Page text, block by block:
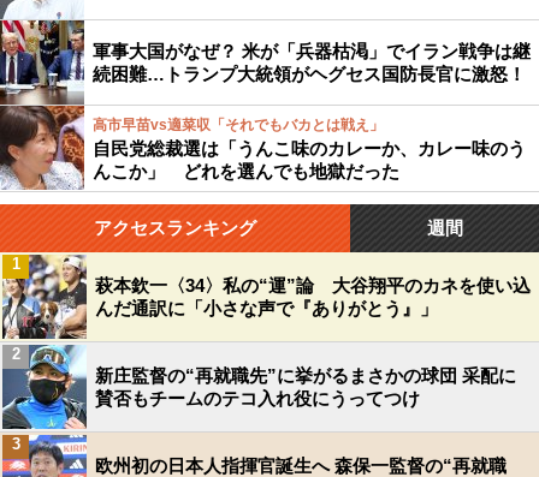
軍事大国がなぜ？ 米が「兵器枯渇」でイラン戦争は継
続困難…トランプ大統領がヘグセス国防長官に激怒！
高市早苗vs適菜収「それでもバカとは戦え」
自民党総裁選は「うんこ味のカレーか、カレー味のう
んこか」 どれを選んでも地獄だった
アクセスランキング 週間
萩本欽一〈34〉私の“運”論 大谷翔平のカネを使い込
んだ通訳に「小さな声で『ありがとう』」
1
新庄監督の“再就職先”に挙がるまさかの球団 采配に
賛否もチームのテコ入れ役にうってつけ
2
欧州初の日本人指揮官誕生へ 森保一監督の“再就職
3